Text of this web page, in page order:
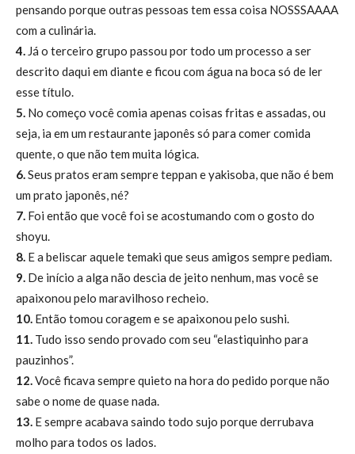
pensando porque outras pessoas tem essa coisa NOSSSAAAA
com a culinária.
4. Já o terceiro grupo passou por todo um processo a ser
descrito daqui em diante e ficou com água na boca só de ler
esse título.
5. No começo você comia apenas coisas fritas e assadas, ou
seja, ia em um restaurante japonês só para comer comida
quente, o que não tem muita lógica.
6.Seus pratos eram sempre teppan e yakisoba, que não é bem
um prato japonês, né?
7. Foi então que você foi se acostumando com o gosto do
shoyu.
8. E a beliscar aquele temaki que seus amigos sempre pediam.
9. De início a alga não descia de jeito nenhum, mas você se
apaixonou pelo maravilhoso recheio.
10. Então tomou coragem e se apaixonou pelo sushi.
11. Tudo isso sendo provado com seu “elastiquinho para
pauzinhos”.
12.Você ficava sempre quieto na hora do pedido porque não
sabe o nome de quase nada.
13. E sempre acabava saindo todo sujo porque derrubava
molho para todos os lados.